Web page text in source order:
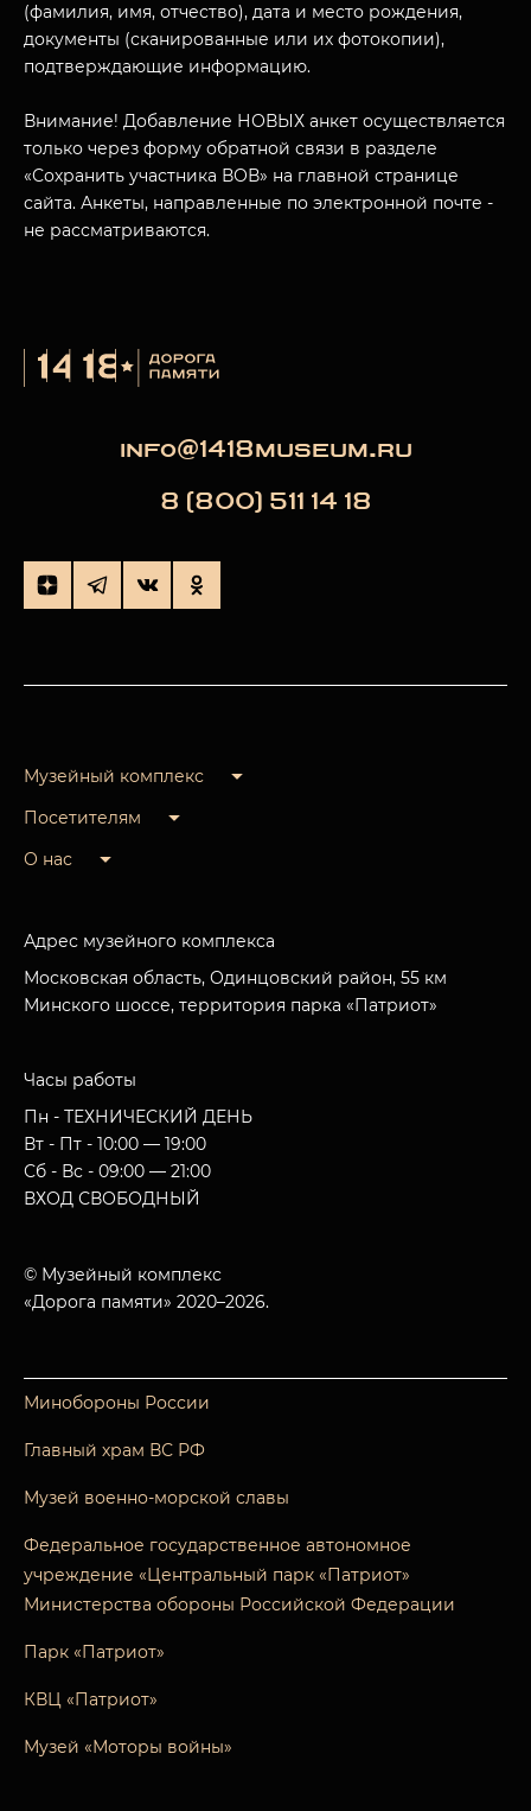
О НАС
(фамилия, имя, отчество), дата и место рождения,
документы (сканированные или их фотокопии),
подтверждающие информацию.
Внимание! Добавление НОВЫХ анкет осуществляется
только через форму обратной связи в разделе
«Сохранить участника ВОВ» на главной странице
сайта. Анкеты, направленные по электронной почте -
не рассматриваются.
info@1418museum.ru
8 (800) 511 14 18
Музейный комплекс
Посетителям
О нас
Адрес музейного комплекса
Московская область, Одинцовский район, 55 км
Минского шоссе, территория парка «Патриот»
Часы работы
Пн - ТЕХНИЧЕСКИЙ ДЕНЬ
Вт - Пт - 10:00 — 19:00
Сб - Вс - 09:00 — 21:00
ВХОД СВОБОДНЫЙ
© Музейный комплекс
«Дорога памяти» 2020–2026.
Минобороны России
Главный храм ВС РФ
Музей военно-морской славы
Федеральное государственное автономное
учреждение «Центральный парк «Патриот»
Министерства обороны Российской Федерации
Парк «Патриот»
КВЦ «Патриот»
Музей «Моторы войны»